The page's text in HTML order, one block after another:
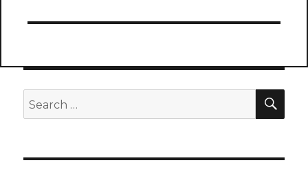
Search
for: